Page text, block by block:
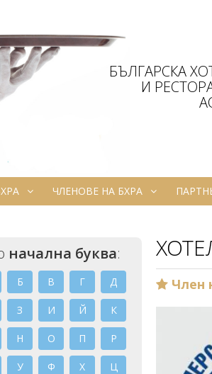
БЪЛГАРСКА
И
ЧЛЕНОВЕ НА БХРА
начална буква:
Б В Г Д
З И Й К
Н О П Р
У Ф Х Ц
Член